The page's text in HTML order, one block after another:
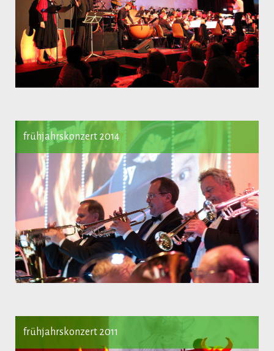
frühjahrskonzert 2014
frühjahrskonzert 2011